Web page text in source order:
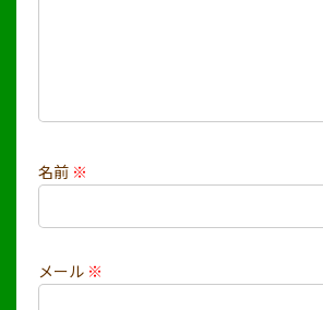
名前 ※
メール ※